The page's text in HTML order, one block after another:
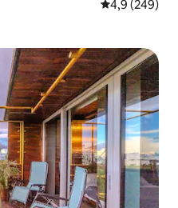
4,9 av 5 i
4,9 (249)